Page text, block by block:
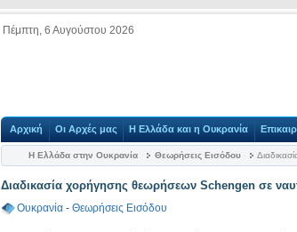
Πέμπτη, 6 Αυγούστου 2026
Αρχική Οι Αρχές μας Η Ελλάδα και η Ουκρανία
Η Ελλάδα στην Ουκρανία Θεωρήσεις Εισόδου
Διαδικασία χορήγησης θεωρήσεων Schengen σε
Ουκρανία - Θεωρήσεις Εισόδου